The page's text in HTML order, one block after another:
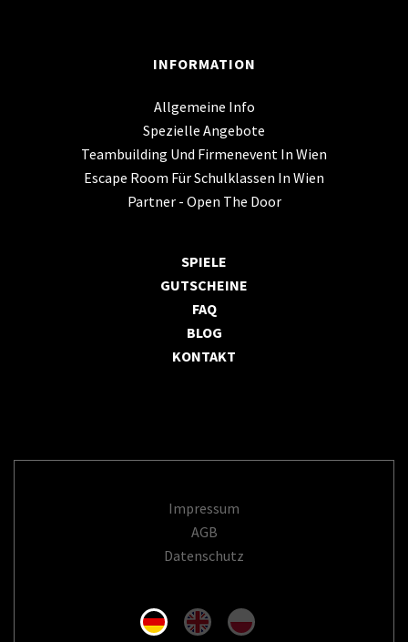
INFORMATION
Allgemeine Info
Spezielle Angebote
Teambuilding Und Firmenevent In Wien
Escape Room Für Schulklassen In Wien
Partner - Open The Door
SPIELE
GUTSCHEINE
FAQ
BLOG
KONTAKT
Impressum
AGB
Datenschutz